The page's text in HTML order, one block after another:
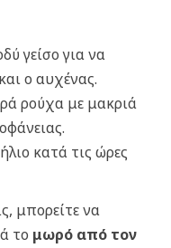
γείσο για να
ο αυχένας.
ρούχα με μακριά
κατά τις ώρες
μπορείτε να
το μωρό από τον